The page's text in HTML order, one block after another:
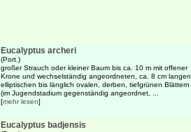
Eucalyptus archeri
(Port.)
großer Strauch oder kleiner Baum bis ca. 10 m mit offener
Krone und wechselständig angeordneten, ca. 8 cm langen,
elliptischen bis länglich ovalen, derben, tiefgrünen Blättern
(im Jugendstadium gegenständig angeordnet, ...
[mehr lesen]
Eucalyptus badjensis